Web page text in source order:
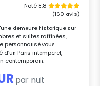
Noté 8.8
(160 avis)
demeure historique sur
et suites raffinées,
personnalisé vous
Paris intemporel,
contemporain.
par nuit